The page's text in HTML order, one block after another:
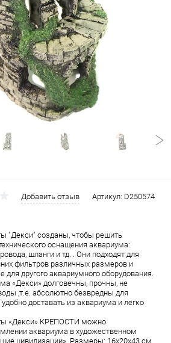
Добавить отзыв Артикул: D250574
"Декси" созданы, чтобы решить
оснащения аквариума:
шланги и тд. . Они подходят для
фильтров различных размеров и
для другого аквариумного оборудования.
«Декси» долговечны, прочны, не
,т.е. абсолютно безвредны для
доставать из аквариума и легко
«Декси» КРЕПОСТИ можно
аквариума в художественном
цивилизации». Размеры: 16х20х43 см